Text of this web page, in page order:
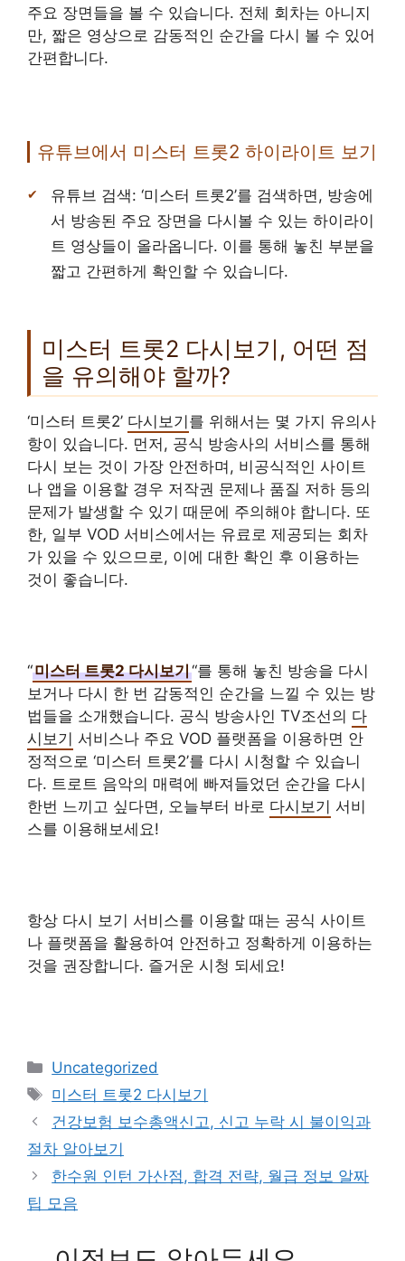
주요 장면들을 볼 수 있습니다. 전체 회차는 아니지
만, 짧은 영상으로 감동적인 순간을 다시 볼 수 있어
간편합니다.
유튜브에서 미스터 트롯2 하이라이트 보기
유튜브 검색: ‘미스터 트롯2’를 검색하면, 방송에
서 방송된 주요 장면을 다시볼 수 있는 하이라이
트 영상들이 올라옵니다. 이를 통해 놓친 부분을
짧고 간편하게 확인할 수 있습니다.
미스터 트롯2 다시보기, 어떤 점
을 유의해야 할까?
‘미스터 트롯2’ 다시보기 를 위해서는 몇 가지 유의사
항이 있습니다. 먼저, 공식 방송사의 서비스를 통해
다시 보는 것이 가장 안전하며, 비공식적인 사이트
나 앱을 이용할 경우 저작권 문제나 품질 저하 등의
문제가 발생할 수 있기 때문에 주의해야 합니다. 또
한, 일부 VOD 서비스에서는 유료로 제공되는 회차
가 있을 수 있으므로, 이에 대한 확인 후 이용하는
것이 좋습니다.
“미스터 트롯2 다시보기“를 통해 놓친 방송을 다시
보거나 다시 한 번 감동적인 순간을 느낄 수 있는 방
법들을 소개했습니다. 공식 방송사인 TV조선의 다
시보기 서비스나 주요 VOD 플랫폼을 이용하면 안
정적으로 ‘미스터 트롯2’를 다시 시청할 수 있습니
다. 트로트 음악의 매력에 빠져들었던 순간을 다시
한번 느끼고 싶다면, 오늘부터 바로 다시보기 서비
스를 이용해보세요!
항상 다시 보기 서비스를 이용할 때는 공식 사이트
나 플랫폼을 활용하여 안전하고 정확하게 이용하는
것을 권장합니다. 즐거운 시청 되세요!
Categories
Uncategorized
Tags
미스터 트롯2 다시보기
건강보험 보수총액신고, 신고 누락 시 불이익과
절차 알아보기
한수원 인턴 가산점, 합격 전략, 월급 정보 알짜
팁 모음